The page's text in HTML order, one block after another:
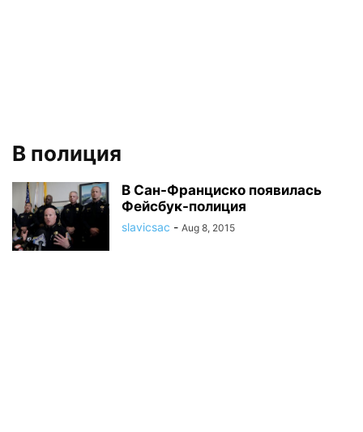
В полиция
В Сан-Франциско появилась
Фейсбук-полиция
slavicsac - Aug 8, 2015